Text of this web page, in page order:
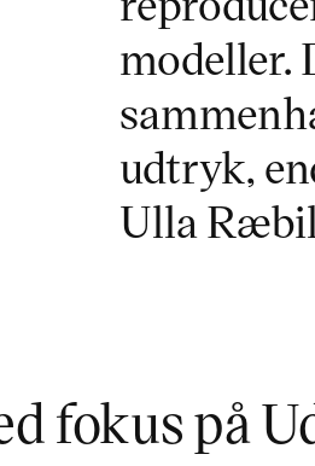
modeller.
udtryk,
Ulla
fokus på